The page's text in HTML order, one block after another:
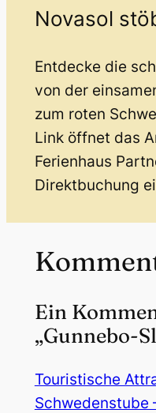
Novasol
Entdecke die
von der
zum roten
Link öffnet das
Ferienhaus
Direktbuchung
Ein
„Gunnebo-
Touristische
Schwedenstube